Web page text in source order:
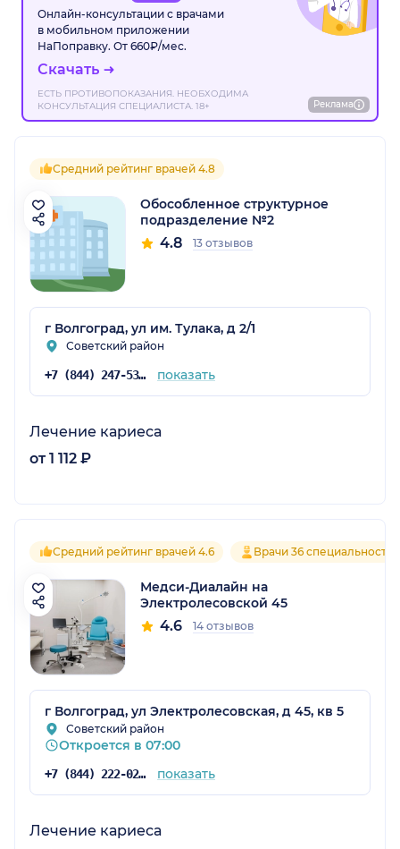
Онлайн-консультации с врачами
в мобильном приложении
НаПоправку. От 660₽/мес.
Скачать
ЕСТЬ ПРОТИВОПОКАЗАНИЯ. НЕОБХОДИМА
КОНСУЛЬТАЦИЯ СПЕЦИАЛИСТА. 18+
Реклама
Средний рейтинг врачей 4.8
Обособленное структурное
подразделение №2
4.8 13 отзывов
г Волгоград, ул им. Тулака, д 2/1
Советский район
+7 (844) 247-53-39 показать
Лечение кариеса
от 1 112 ₽
Средний рейтинг врачей 4.6 Врачи 36 специальностей
Медси-Диалайн на
Электролесовской 45
4.6 14 отзывов
г Волгоград, ул Электролесовская, д 45, кв 5
Советский район
Откроется в 07:00
+7 (844) 222-02-20 показать
Лечение кариеса